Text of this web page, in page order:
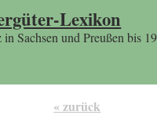
Lexikon
Sachsen und Preußen bis
« zurück